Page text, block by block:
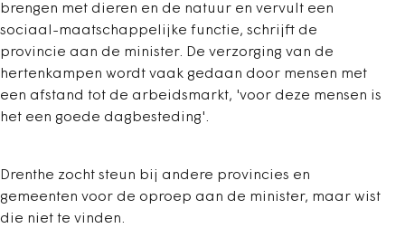
brengen met dieren en de natuur en vervult een
sociaal-maatschappelijke functie, schrijft de
provincie aan de minister. De verzorging van de
hertenkampen wordt vaak gedaan door mensen met
een afstand tot de arbeidsmarkt, 'voor deze mensen is
het een goede dagbesteding'.
Drenthe zocht steun bij andere provincies en
gemeenten voor de oproep aan de minister, maar wist
die niet te vinden.